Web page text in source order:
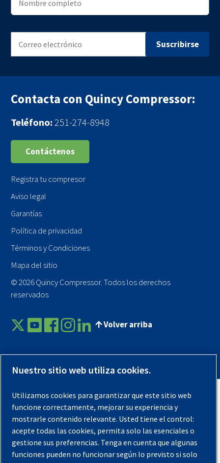
Contacta con Quincy Compressor:
Teléfono: 251-274-8948
Contáctenos
Registra tu compresor
Aviso legal
Garantías
Política de privacidad
Términos y Condiciones
Mapa del sitio
© 2026 Quincy Compressor. Todos los derechos
reservados
Volver arriba
Nuestro sitio web utiliza cookies.
Utilizamos cookies para garantizar que este sitio web
funcione correctamente, mejorar su experiencia y
mostrarle contenido relevante. Usted tiene el control:
acepte todas las cookies, permita solo las esenciales o
gestione sus preferencias. Tenga en cuenta que algunas
funciones pueden no funcionar según lo previsto si solo